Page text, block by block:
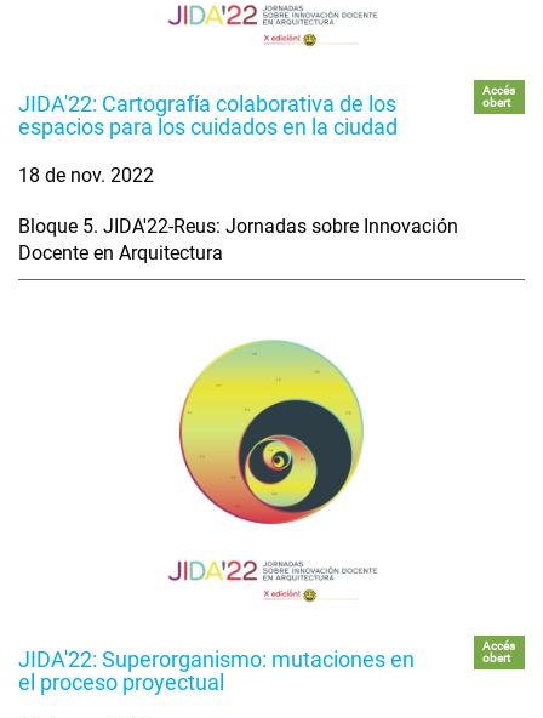
JIDA'22: Cartografía colaborativa de los
espacios para los cuidados en la ciudad
Accés
obert
18 de nov. 2022
Bloque 5. JIDA'22-Reus: Jornadas sobre Innovación
Docente en Arquitectura
JIDA'22: Superorganismo: mutaciones en
el proceso proyectual
Accés
obert